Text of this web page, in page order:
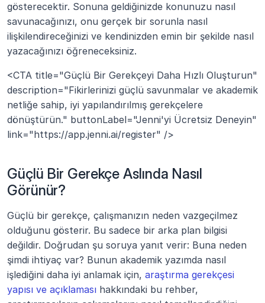
gösterecektir. Sonuna geldiğinizde konunuzu nasıl
savunacağınızı, onu gerçek bir sorunla nasıl
ilişkilendireceğinizi ve kendinizden emin bir şekilde nasıl
yazacağınızı öğreneceksiniz.
<CTA title="Güçlü Bir Gerekçeyi Daha Hızlı Oluşturun"
description="Fikirlerinizi güçlü savunmalar ve akademik
netliğe sahip, iyi yapılandırılmış gerekçelere
dönüştürün." buttonLabel="Jenni'yi Ücretsiz Deneyin"
link="https://app.jenni.ai/register" />
Güçlü Bir Gerekçe Aslında Nasıl
Görünür?
Güçlü bir gerekçe, çalışmanızın neden vazgeçilmez
olduğunu gösterir. Bu sadece bir arka plan bilgisi
değildir. Doğrudan şu soruya yanıt verir: Buna neden
şimdi ihtiyaç var? Bunun akademik yazımda nasıl
işlediğini daha iyi anlamak için, araştırma gerekçesi
yapısı ve açıklaması hakkındaki bu rehber,